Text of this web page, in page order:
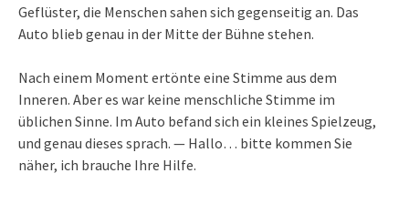
Geflüster, die Menschen sahen sich gegenseitig an. Das
Auto blieb genau in der Mitte der Bühne stehen.
Nach einem Moment ertönte eine Stimme aus dem
Inneren. Aber es war keine menschliche Stimme im
üblichen Sinne. Im Auto befand sich ein kleines Spielzeug,
und genau dieses sprach. — Hallo… bitte kommen Sie
näher, ich brauche Ihre Hilfe.